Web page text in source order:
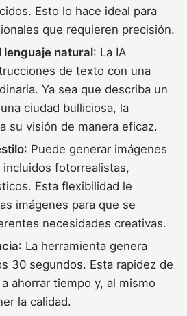
Esto lo hace ideal para
que requieren precisión.
lenguaje natural: La IA
de texto con una
Ya sea que describa un
ciudad bulliciosa, la
su visión de manera eficaz.
: Puede generar imágenes
fotorrealistas,
Esta flexibilidad le
imágenes para que se
necesidades creativas.
: La herramienta genera
30 segundos. Esta rapidez de
ahorrar tiempo y, al mismo
la calidad.